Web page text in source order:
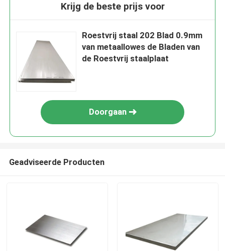
Krijg de beste prijs voor
Roestvrij staal 202 Blad 0.9mm
van metaallowes de Bladen van
de Roestvrij staalplaat
Doorgaan
Geadviseerde Producten